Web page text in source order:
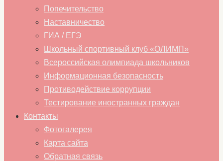
Попечительство
Наставничество
ГИА / ЕГЭ
Школьный спортивный клуб «ОЛИМП»
Всероссийская олимпиада школьников
Информационная безопасность
Противодействие коррупции
Тестирование иностранных граждан
Контакты
Фотогалерея
Карта сайта
Обратная связь